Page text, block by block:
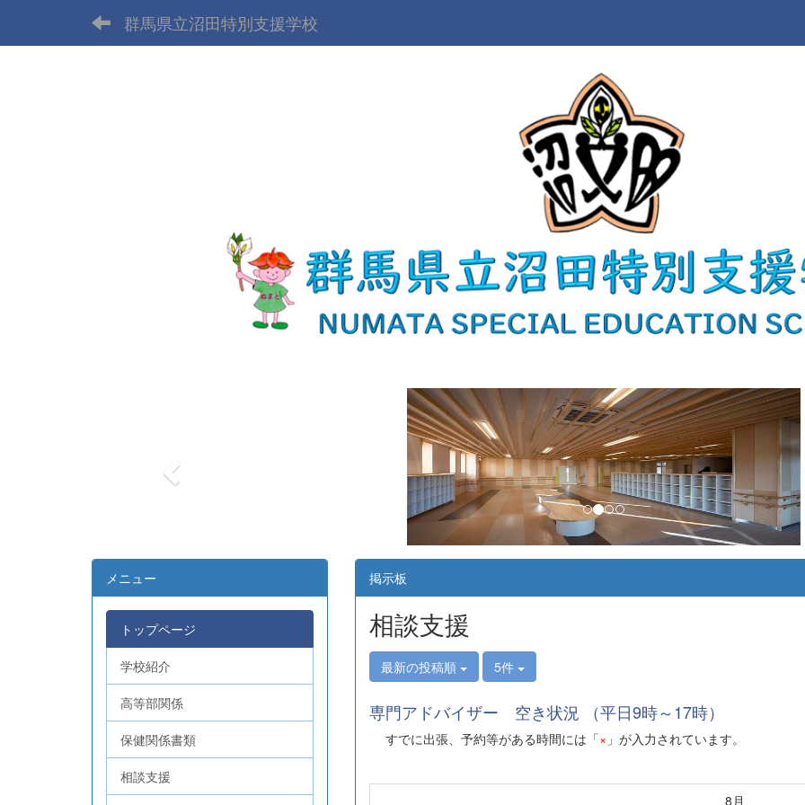
群馬県立沼田特別支援学校
v
掲示板
相談支援
最新の投稿順 5件
専門アドバイザー 空き状況 （平日9時～17時）
すでに出張、予約等がある時間には「× 」が入力されています。
8月
メニュー
トップページ
学校紹介
高等部関係
保健関係書類
相談支援